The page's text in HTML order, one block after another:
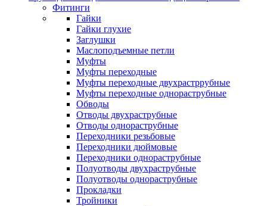
Фитинги
Гайки
Гайки глухие
Заглушки
Маслоподъемные петли
Муфты
Муфты переходные
Муфты переходные двухрастррубные
Муфты переходные однораструбные
Обводы
Отводы двухраструбные
Отводы однораструбные
Переходники резьбовые
Переходники дюймовые
Переходники однораструбные
Полуотводы двухраструбные
Полуотводы однораструбные
Прокладки
Тройники